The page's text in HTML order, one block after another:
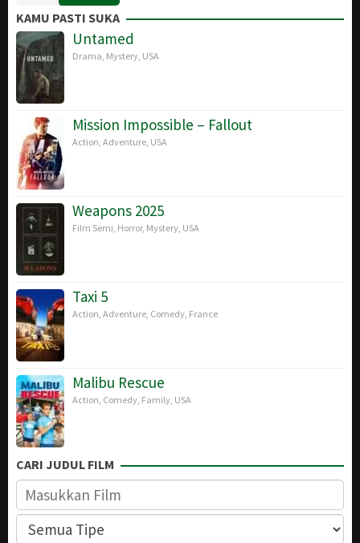
Dec
2009
Cameron
KAMU PASTI SUKA
Untamed
Drama Mystery USA
Mission Impossible – Fallout
Action Adventure USA
Weapons 2025
Film Semi Horror, Mystery USA
Taxi 5
Action Adventure Comedy France
Malibu Rescue
Action Comedy Family USA
CARI JUDUL FILM